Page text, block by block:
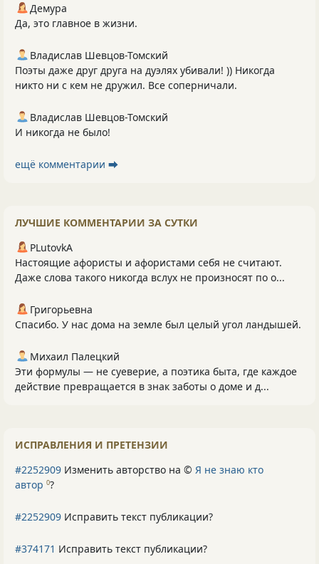
Демура
Да, это главное в жизни.
Владислав Шевцов-Томский
Поэты даже друг друга на дуэлях убивали! )) Никогда
никто ни с кем не дружил. Все соперничали.
Владислав Шевцов-Томский
И никогда не было!
ещё комментарии ⮕
ЛУЧШИЕ КОММЕНТАРИИ ЗА СУТКИ
PLutоvkА
Настоящие афористы и афористами себя не считают.
Даже слова такого никогда вслух не произносят по о...
Григорьевна
Спасибо. У нас дома на земле был целый угол ландышей.
Михаил Палецкий
Эти формулы — не суеверие, а поэтика быта, где каждое
действие превращается в знак заботы о доме и д...
ИСПРАВЛЕНИЯ И ПРЕТЕНЗИИ
#2252909 Изменить авторство на © Я не знаю кто
автор 0?
#2252909 Исправить текст публикации?
#374171 Исправить текст публикации?